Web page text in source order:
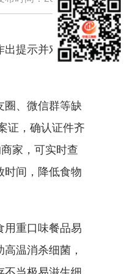
出提示并对外发
圈、微信群等缺
证，确认证件齐
家，可实时查
时间，降低食物
用重口味餐品易
温消杀细菌，